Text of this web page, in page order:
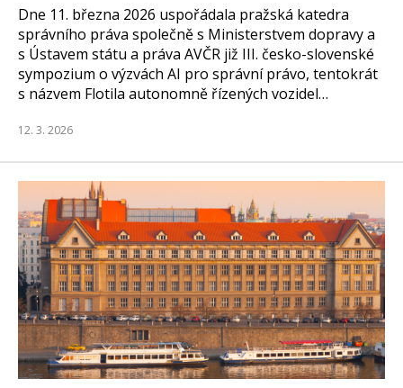
Dne 11. března 2026 uspořádala pražská katedra
správního práva společně s Ministerstvem dopravy a
s Ústavem státu a práva AVČR již III. česko-slovenské
sympozium o výzvách AI pro správní právo, tentokrát
s názvem Flotila autonomně řízených vozidel…
12. 3. 2026